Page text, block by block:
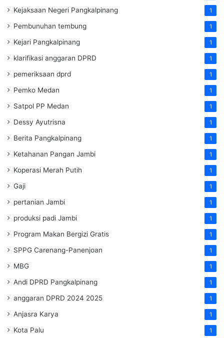
Kejaksaan Negeri Pangkalpinang 1
Pembunuhan tembung 1
Kejari Pangkalpinang 1
klarifikasi anggaran DPRD 1
pemeriksaan dprd 1
Pemko Medan 1
Satpol PP Medan 1
Dessy Ayutrisna 1
Berita Pangkalpinang 1
Ketahanan Pangan Jambi 1
Koperasi Merah Putih 1
Gaji 1
pertanian Jambi 1
produksi padi Jambi 1
Program Makan Bergizi Gratis 1
SPPG Carenang-Panenjoan 1
MBG 1
Andi DPRD Pangkalpinang 1
anggaran DPRD 2024 2025 1
Anjasra Karya 1
Kota Palu 1